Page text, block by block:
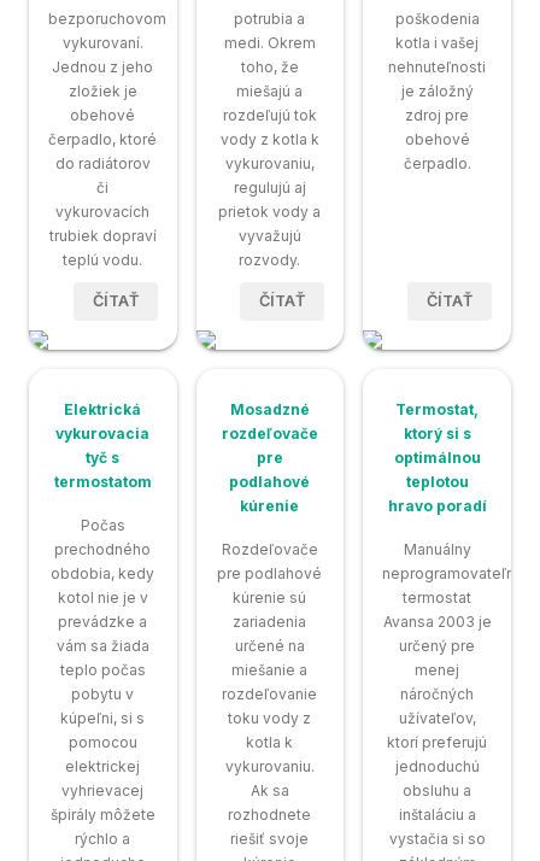
bezporuchovom
vykurovaní.
Jednou z jeho
zložiek je
obehové
čerpadlo, ktoré
do radiátorov
či
vykurovacích
trubiek dopraví
teplú vodu.
ČÍTAŤ
potrubia a
medi. Okrem
toho, že
miešajú a
rozdeľujú tok
vody z kotla k
vykurovaniu,
regulujú aj
prietok vody a
vyvažujú
rozvody.
ČÍTAŤ
poškodenia
kotla i vašej
nehnuteľnosti
je záložný
zdroj pre
obehové
čerpadlo.
ČÍTAŤ
Elektrická
vykurovacia
tyč s
termostatom
Počas
prechodného
obdobia, kedy
kotol nie je v
prevádzke a
vám sa žiada
teplo počas
pobytu v
kúpeľni, si s
pomocou
elektrickej
vyhrievacej
špirály môžete
rýchlo a
Mosadzné
rozdeľovače
pre
podlahové
kúrenie
Rozdeľovače
pre podlahové
kúrenie sú
zariadenia
určené na
miešanie a
rozdeľovanie
toku vody z
kotla k
vykurovaniu.
Ak sa
rozhodnete
riešiť svoje
Termostat,
ktorý si s
optimálnou
teplotou
hravo poradí
Manuálny
neprogramovateľný
termostat
Avansa 2003 je
určený pre
menej
náročných
užívateľov,
ktorí preferujú
jednoduchú
obsluhu a
inštaláciu a
vystačia si so